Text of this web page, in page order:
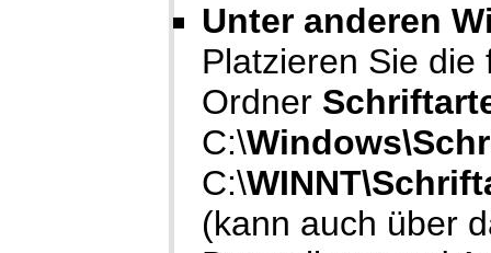
Unter anderen
Platzieren Sie
Ordner
C:\
C:\
(kann auch über